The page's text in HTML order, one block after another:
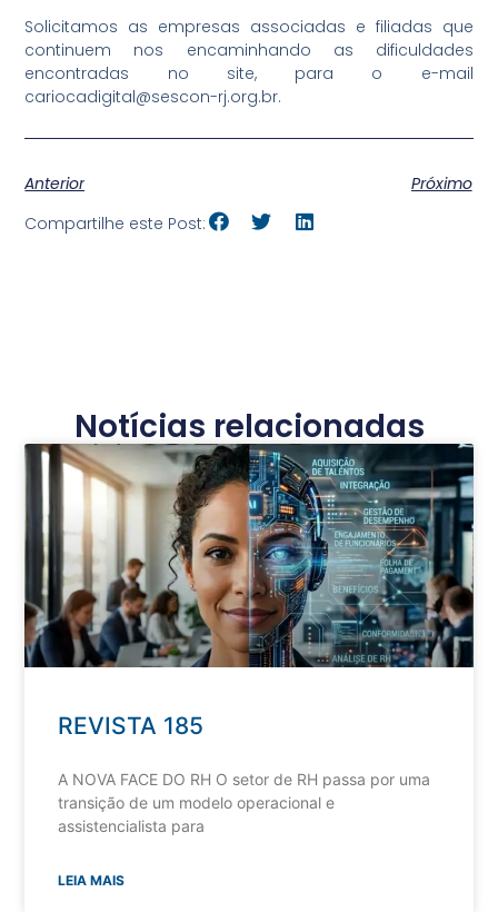
Solicitamos as empresas associadas e filiadas que
continuem nos encaminhando as dificuldades
encontradas no site, para o e-mail
cariocadigital@sescon-rj.org.br.
Anterior
Próximo
Compartilhe este Post:
Notícias relacionadas
REVISTA 185
A NOVA FACE DO RH O setor de RH passa por uma
transição de um modelo operacional e
assistencialista para
LEIA MAIS